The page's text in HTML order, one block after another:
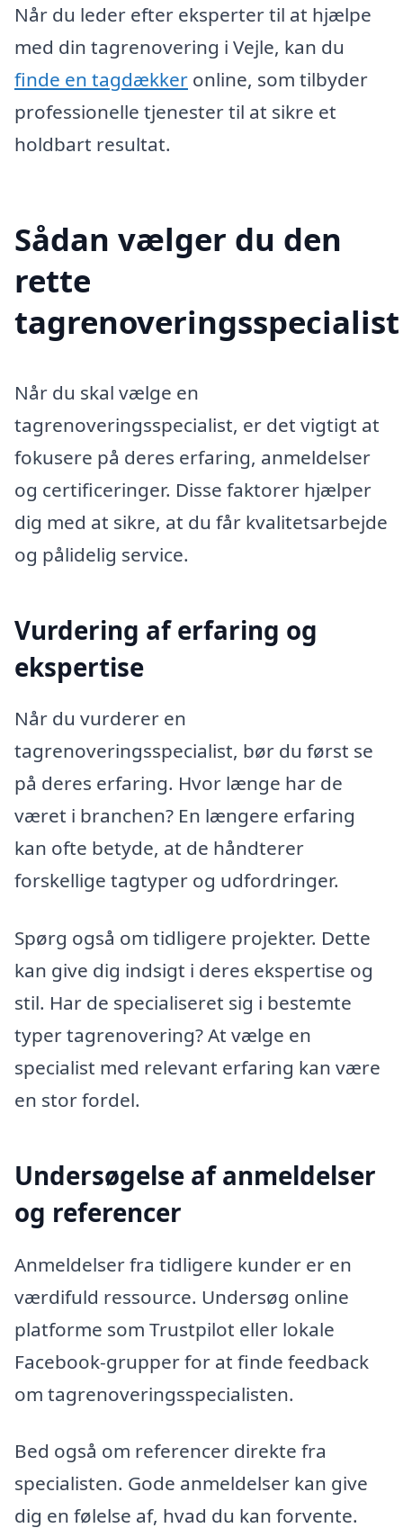
Når du leder efter eksperter til at hjælpe
med din tagrenovering i Vejle, kan du
finde en tagdækker online, som tilbyder
professionelle tjenester til at sikre et
holdbart resultat.
Sådan vælger du den
rette
tagrenoveringsspecialist
Når du skal vælge en
tagrenoveringsspecialist, er det vigtigt at
fokusere på deres erfaring, anmeldelser
og certificeringer. Disse faktorer hjælper
dig med at sikre, at du får kvalitetsarbejde
og pålidelig service.
Vurdering af erfaring og
ekspertise
Når du vurderer en
tagrenoveringsspecialist, bør du først se
på deres erfaring. Hvor længe har de
været i branchen? En længere erfaring
kan ofte betyde, at de håndterer
forskellige tagtyper og udfordringer.
Spørg også om tidligere projekter. Dette
kan give dig indsigt i deres ekspertise og
stil. Har de specialiseret sig i bestemte
typer tagrenovering? At vælge en
specialist med relevant erfaring kan være
en stor fordel.
Undersøgelse af anmeldelser
og referencer
Anmeldelser fra tidligere kunder er en
værdifuld ressource. Undersøg online
platforme som Trustpilot eller lokale
Facebook-grupper for at finde feedback
om tagrenoveringsspecialisten.
Bed også om referencer direkte fra
specialisten. Gode anmeldelser kan give
dig en følelse af, hvad du kan forvente.